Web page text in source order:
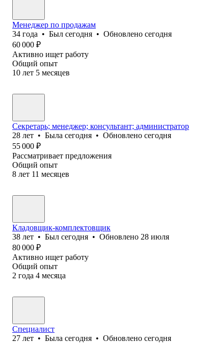
Менеджер по продажам
34 года • Был сегодня • Обновлено сегодня
60 000 ₽
Активно ищет работу
Общий опыт
10 лет 5 месяцев
Секретарь; менеджер; консультант; администратор
28 лет • Была сегодня • Обновлено сегодня
55 000 ₽
Рассматривает предложения
Общий опыт
8 лет 11 месяцев
Кладовщик-комплектовщик
38 лет • Был сегодня • Обновлено 28 июля
80 000 ₽
Активно ищет работу
Общий опыт
2 года 4 месяца
Специалист
27 лет • Была сегодня • Обновлено сегодня